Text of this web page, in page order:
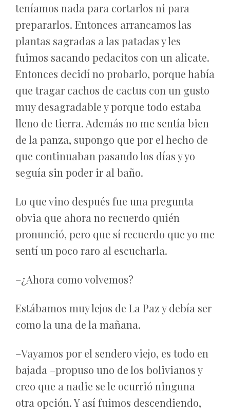
teníamos nada para cortarlos ni para
prepararlos. Entonces arrancamos las
plantas sagradas a las patadas y les
fuimos sacando pedacitos con un alicate.
Entonces decidí no probarlo, porque había
que tragar cachos de cactus con un gusto
muy desagradable y porque todo estaba
lleno de tierra. Además no me sentía bien
de la panza, supongo que por el hecho de
que continuaban pasando los días y yo
seguía sin poder ir al baño.
Lo que vino después fue una pregunta
obvia que ahora no recuerdo quién
pronunció, pero que sí recuerdo que yo me
sentí un poco raro al escucharla.
–¿Ahora como volvemos?
Estábamos muy lejos de La Paz y debía ser
como la una de la mañana.
–Vayamos por el sendero viejo, es todo en
bajada –propuso uno de los bolivianos y
creo que a nadie se le ocurrió ninguna
otra opción. Y así fuimos descendiendo,